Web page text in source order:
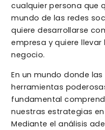
cualquier persona que
mundo de las redes
quiere desarrollarse
empresa y quiere
negocio.
En un mundo donde
herramientas
fundamental
nuestras estrategias
Mediante el análisis